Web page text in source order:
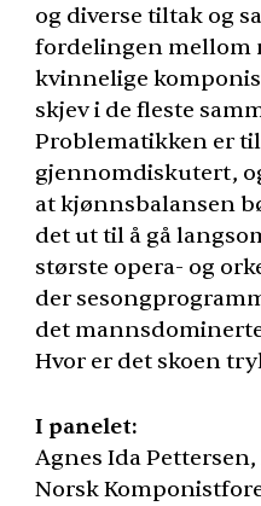
og diverse tiltak og
fordelingen mellom
kvinnelige
skjev i de fleste
Problematikken er
gjennomdiskutert,
at kjønnsbalansen
det ut til å gå
største opera- og
der
det
Hvor er det skoen
I panelet:
Agnes Ida
Norsk